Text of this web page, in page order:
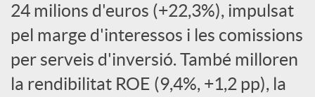
i
a
24 milions d'euros (+22,3%), impulsat
pel marge d'interessos i les comissions
per serveis d'inversió. També milloren
la rendibilitat ROE (9,4%, +1,2 pp), la